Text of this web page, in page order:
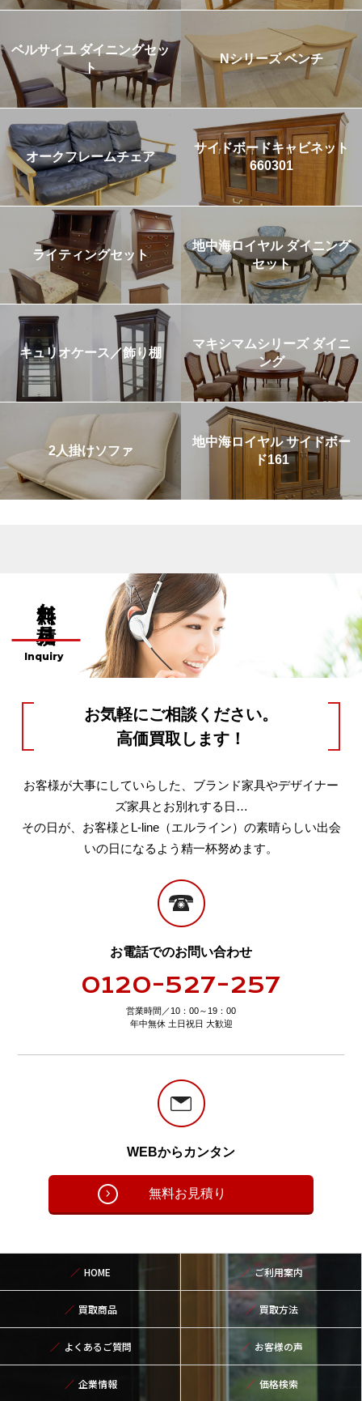
ベルサイユ ダイニングセッ
ト
Nシリーズ ベンチ
オークフレームチェア
サイドボードキャビネット
660301
ライティングセット
地中海ロイヤル ダイニング
セット
キュリオケース／飾り棚
マキシマムシリーズ ダイニ
ング
2人掛けソファ
地中海ロイヤル サイドボー
ド161
無料お見積り
Inquiry
お気軽にご相談ください。
高価買取します！
お客様が大事にしていらした、ブランド家具やデザイナー
ズ家具とお別れする日…
その日が、お客様とL-line（エルライン）の素晴らしい出会
いの日になるよう精一杯努めます。
お電話でのお問い合わせ
0120-527-257
営業時間／10：00～19：00
年中無休 土日祝日 大歓迎
WEBからカンタン
無料お見積り
HOME ご利用案内
買取商品 買取方法
よくあるご質問 お客様の声
企業情報 価格検索